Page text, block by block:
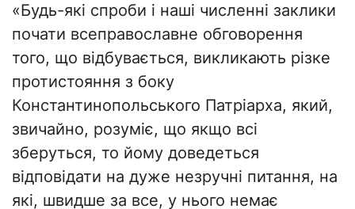
«Будь-які спроби і наші численні заклики
почати всеправославне обговорення
того, що відбувається, викликають різке
протистояння з боку
Константинопольського Патріарха, який,
звичайно, розуміє, що якщо всі
зберуться, то йому доведеться
відповідати на дуже незручні питання, на
які, швидше за все, у нього немає